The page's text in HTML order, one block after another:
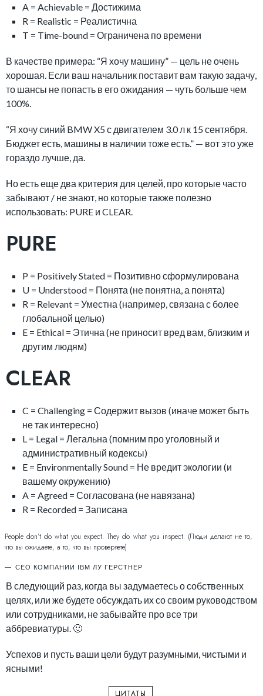
A = Achievable = Достижима
R = Realistic = Реалистична
T = Time-bound = Ограничена по времени
В качестве примера: “Я хочу машину” — цель не очень
хорошая. Если ваш начальник поставит вам такую задачу,
то шансы не попасть в его ожидания — чуть больше чем
100%.
“Я хочу синий BMW X5 с двигателем 3.0 л к 15 сентября.
Бюджет есть, машины в наличии тоже есть.” — вот это уже
гораздо лучше, да.
Но есть еще два критерия для целей, про которые часто
забывают / не знают, но которые также полезно
использовать: PURE и CLEAR.
PURE
P = Positively Stated = Позитивно сформулирована
U = Understood = Понята (не понятна, а понята)
R = Relevant = Уместна (например, связана с более
глобальной целью)
E = Ethical = Этична (не приносит вред вам, близким и
другим людям)
CLEAR
C = Challenging = Содержит вызов (иначе может быть
не так интересно)
L = Legal = Легальна (помним про уголовный и
административный кодексы)
E = Environmentally Sound = Не вредит экологии (и
вашему окружению)
A = Agreed = Согласована (не навязана)
R = Recorded = Записана
People don’t do what you expect. They do what you inspect. (Люди делают не то,
что вы ожидаете, а то, что вы проверяете)
CEO КОМПАНИИ IBM ЛУ ГЕРСТНЕР
В следующий раз, когда вы задумаетесь о собственных
целях, или же будете обсуждать их со своим руководством
или сотрудниками, не забывайте про все три
аббревиатуры. 🙂
Успехов и пусть ваши цели будут разумными, чистыми и
ясными!
ЦИТАТЫ